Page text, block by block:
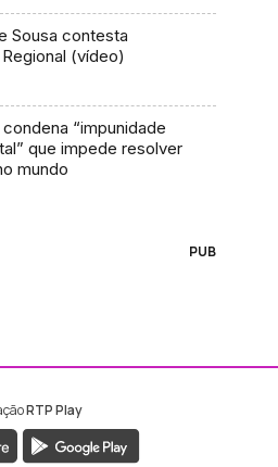
Sousa contesta
(vídeo)
“impunidade
que impede resolver
mundo
PUB
RTP Play